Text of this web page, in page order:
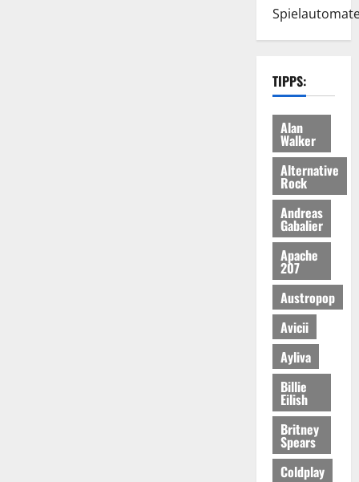
TIPPS:
Alan
Walker
Alternative
Rock
Andreas
Gabalier
Apache
207
Austropop
Avicii
Ayliva
Billie
Eilish
Britney
Spears
Coldplay